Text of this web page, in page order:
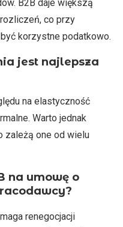
B2B daje większą
co przy
korzystne podatkowo.
jest najlepsza
na elastyczność
Warto jednak
zależą one od wielu
na umowę o
renegocjacji